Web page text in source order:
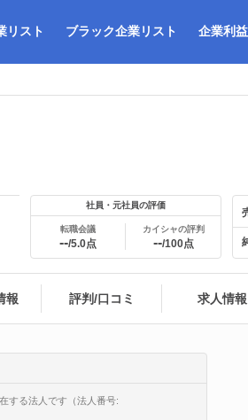
リスト ブラック企業リスト 企業利
社員・元社員の評価
転職会議
--/5.0点
カイシャの評判
--/100点
報 評判/口コミ 求人情報
する法人です（法人番号: